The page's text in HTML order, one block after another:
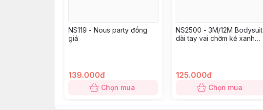
NS119 - Nous party đồng
giá
139.000đ
Chọn mua
NS2500 - 3M/12M Bodysuit
dài tay vai chờm kẻ xanh
125.000đ
Chọn mua